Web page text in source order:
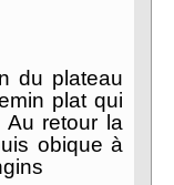
du plateau
plat qui
retour la
obique à